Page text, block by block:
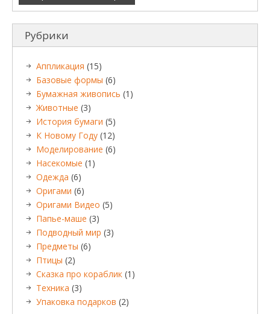
Рубрики
Аппликация (15)
Базовые формы (6)
Бумажная живопись (1)
Животные (3)
История бумаги (5)
К Новому Году (12)
Моделирование (6)
Насекомые (1)
Одежда (6)
Оригами (6)
Оригами Видео (5)
Папье-маше (3)
Подводный мир (3)
Предметы (6)
Птицы (2)
Сказка про кораблик (1)
Техника (3)
Упаковка подарков (2)